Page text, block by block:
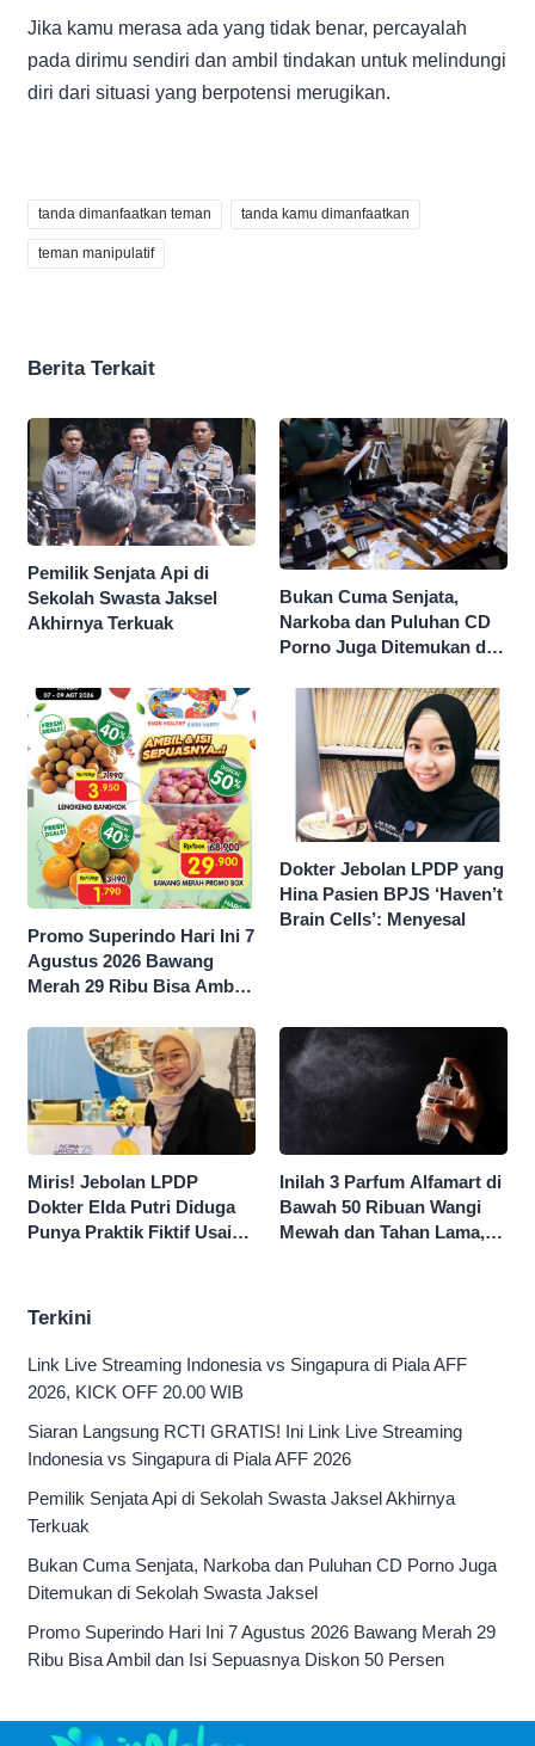
Jika kamu merasa ada yang tidak benar, percayalah
pada dirimu sendiri dan ambil tindakan untuk melindungi
diri dari situasi yang berpotensi merugikan.
tanda dimanfaatkan teman tanda kamu dimanfaatkan
teman manipulatif
Berita Terkait
Pemilik Senjata Api di
Sekolah Swasta Jaksel
Akhirnya Terkuak
Bukan Cuma Senjata,
Narkoba dan Puluhan CD
Porno Juga Ditemukan di
Promo Superindo Hari Ini 7
Agustus 2026 Bawang
Merah 29 Ribu Bisa Ambil
50 Persen
Dokter Jebolan LPDP yang
Hina Pasien BPJS ‘Haven’t
Brain Cells’: Menyesal
Miris! Jebolan LPDP
Dokter Elda Putri Diduga
Punya Praktik Fiktif Usai
Inilah 3 Parfum Alfamart di
Bawah 50 Ribuan Wangi
Mewah dan Tahan Lama,
Terkini
Link Live Streaming Indonesia vs Singapura di Piala AFF
2026, KICK OFF 20.00 WIB
Siaran Langsung RCTI GRATIS! Ini Link Live Streaming
Indonesia vs Singapura di Piala AFF 2026
Pemilik Senjata Api di Sekolah Swasta Jaksel Akhirnya
Terkuak
Bukan Cuma Senjata, Narkoba dan Puluhan CD Porno Juga
Ditemukan di Sekolah Swasta Jaksel
Promo Superindo Hari Ini 7 Agustus 2026 Bawang Merah 29
Ribu Bisa Ambil dan Isi Sepuasnya Diskon 50 Persen